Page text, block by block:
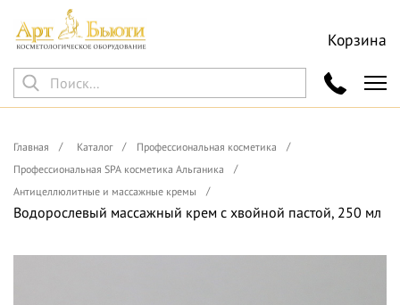
Корзина
Главная Каталог
Профессиональная косметика
Профессиональная SPA косметика Альганика
Антицеллюлитные и массажные кремы
Водорослевый массажный крем с хвойной пастой, 250 мл